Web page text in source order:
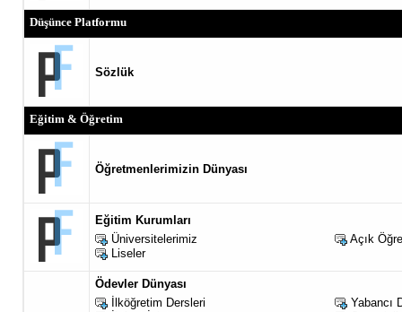
Düşünce Platformu
Sözlük
Eğitim & Öğretim
Öğretmenlerimizin Dünyası
Eğitim Kurumları
Üniversitelerimiz
Açık
Liseler
Ödevler Dünyası
İlköğretim Dersleri
Yabancı